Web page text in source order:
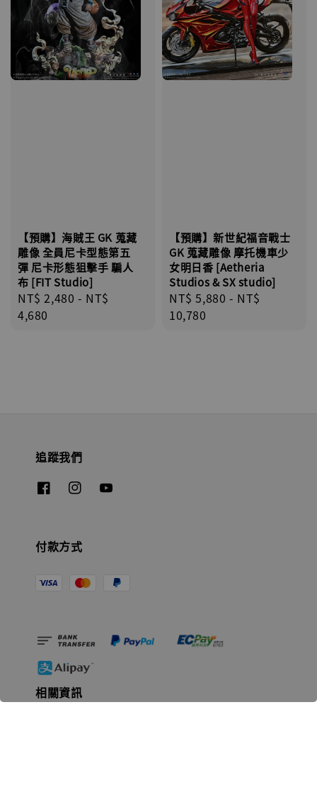
【預購】海賊王 GK 蒐藏
雕像 全員尼卡型態第五
彈 尼卡形態狙擊手 騙人
布 [FIT Studio]
Regular
price
NT$ 2,480 - NT$
4,680
【預購】新世紀福音戰士
GK 蒐藏雕像 摩托機車少
女明日香 [Aetheria
Studios & SX studio]
Regular
price
NT$ 5,880 - NT$
10,780
追蹤我們
付款方式
相關資訊